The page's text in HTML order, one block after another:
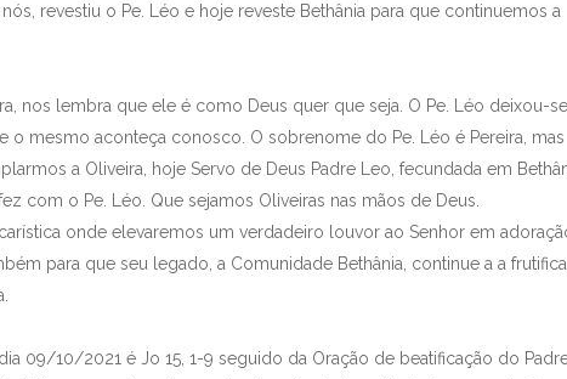
revestiu o Pe. Léo e hoje reveste Bethânia para que continuemos a
nos lembra que ele é como Deus quer que seja. O Pe. Léo deixou-se
o mesmo aconteça conosco. O sobrenome do Pe. Léo é Pereira, mas
a Oliveira, hoje Servo de Deus Padre Leo, fecundada em
com o Pe. Léo. Que sejamos Oliveiras nas mãos de Deus.
onde elevaremos um verdadeiro louvor ao Senhor em
para que seu legado, a Comunidade Bethânia, continue a a
09/10/2021 é Jo 15, 1-9 seguido da Oração de beatificação do